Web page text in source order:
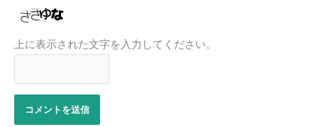
上に表示された文字を入力してください。